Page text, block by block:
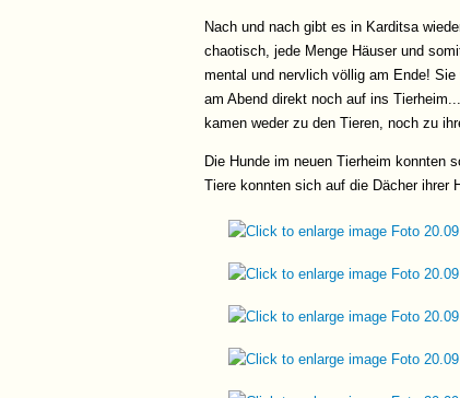
Nach und nach gibt es in Karditsa
chaotisch, jede Menge Häuser und
mental und nervlich völlig am Ende!
am Abend direkt noch auf ins
kamen weder zu den Tieren, noch zu
Die Hunde im neuen Tierheim konnten
Tiere konnten sich auf die Dächer ihrer